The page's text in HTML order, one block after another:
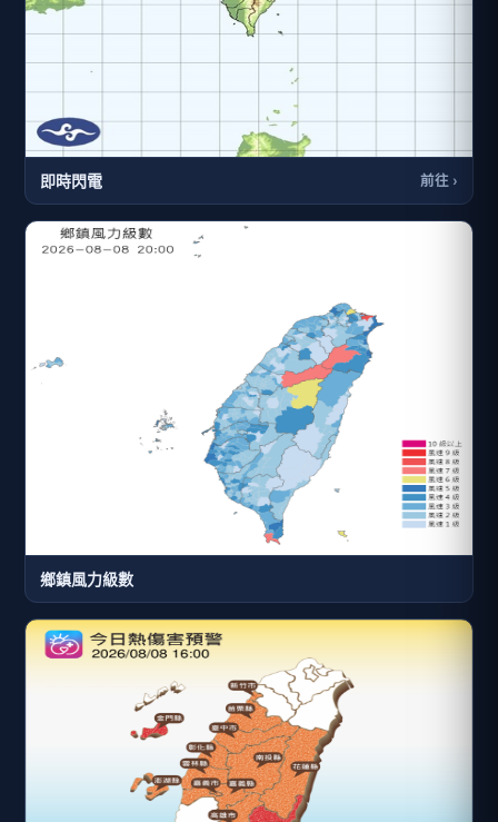
即時閃電 前往 ›
鄉鎮風力級數